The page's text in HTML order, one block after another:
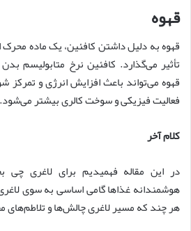
قهوه
قهوه به دلیل داشتن کافئین، یک ماده
تأثیر می‌گذارد. کافئین نرخ متابولیسم
قهوه می‌تواند باعث افزایش انرژی و تمرکز
فعالیت فیزیکی و سوخت کالری بیشتر می‌شود.
کلام آخر
در این مقاله فهمیدیم برای لاغری
هوشمندانه غذاها گامی اساسی به سوی
هر چند که مسیر لاغری چالش‌ها و